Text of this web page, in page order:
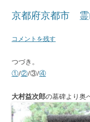
京都府京都市
コメントを残す
つづき。
①/②/③/④
大村益次郎の墓碑より奥